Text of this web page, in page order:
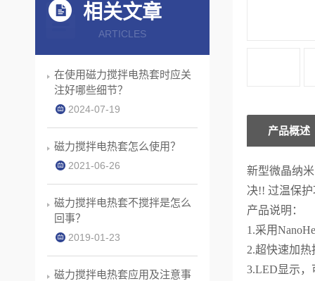
产品概述
新型微晶纳
决!! 过温保
产品说明：
1.采用
2.超快速加
3.LED显示，
相关文章
ARTICLES
在使用磁力搅拌电热套时应关
注好哪些细节？
2024-07-19
磁力搅拌电热套怎么使用？
2021-06-26
磁力搅拌电热套不搅拌是怎么
回事？
2019-01-23
磁力搅拌电热套应用及注意事